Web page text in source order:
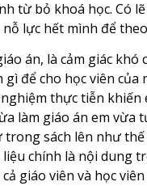
từ bỏ khoá học. Có
lực hết mình để
án, là cảm giác
gì để cho học viên
thực tiễn khiến
làm giáo án em vừa
trong sách lên như
chính là nội dung
giáo viên và học